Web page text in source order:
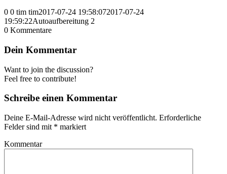
0 0 tim tim2017-07-24 19:58:072017-07-24
19:59:22Autoaufbereitung 2
0 Kommentare
Dein Kommentar
Want to join the discussion?
Feel free to contribute!
Schreibe einen Kommentar
Deine E-Mail-Adresse wird nicht veröffentlicht. Erforderliche
Felder sind mit * markiert
Kommentar